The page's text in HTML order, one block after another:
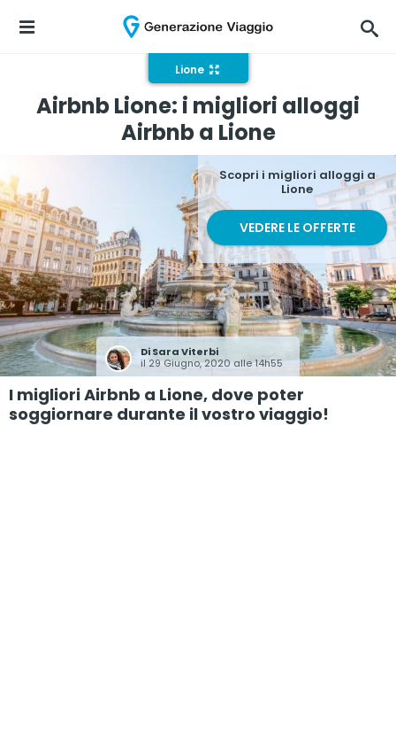
Lione
Airbnb Lione: i migliori alloggi
Airbnb a Lione
DiSara Viterbi
il 29 Giugno, 2020 alle 14h55
Scopri i migliori alloggi a
Lione
VEDERE LE OFFERTE
I migliori Airbnb a Lione, dove poter
soggiornare durante il vostro viaggio!